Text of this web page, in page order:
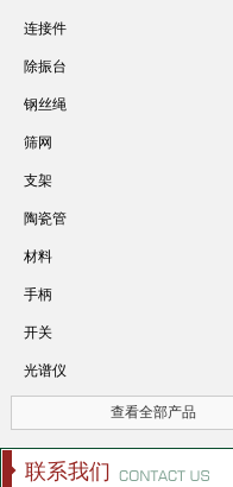
连接件
除振台
钢丝绳
筛网
支架
陶瓷管
材料
手柄
开关
光谱仪
查看全部产品
联系我们